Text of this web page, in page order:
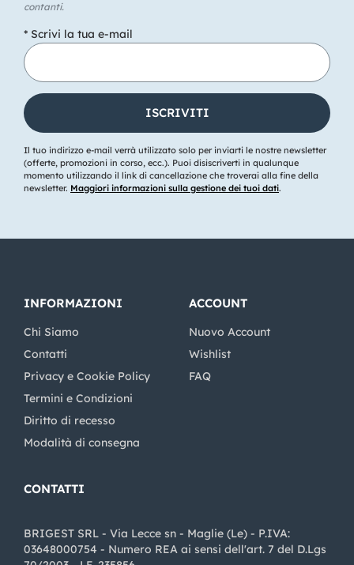
contanti.
* Scrivi la tua e-mail
Il tuo indirizzo e-mail verrà utilizzato solo per inviarti le nostre newsletter
(offerte, promozioni in corso, ecc.). Puoi disiscriverti in qualunque
momento utilizzando il link di cancellazione che troverai alla fine della
newsletter. Maggiori informazioni sulla gestione dei tuoi dati.
INFORMAZIONI
Chi Siamo
Contatti
Privacy e Cookie Policy
Termini e Condizioni
Diritto di recesso
Modalità di consegna
ACCOUNT
Nuovo Account
Wishlist
FAQ
CONTATTI
BRIGEST SRL - Via Lecce sn - Maglie (Le) - P.IVA:
03648000754 - Numero REA ai sensi dell'art. 7 del D.Lgs